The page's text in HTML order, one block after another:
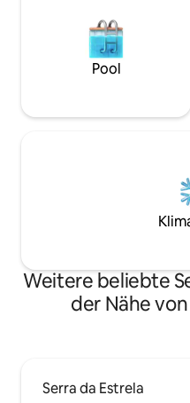
Pool
Weitere beliebte
der Nähe
Serra da Estrela